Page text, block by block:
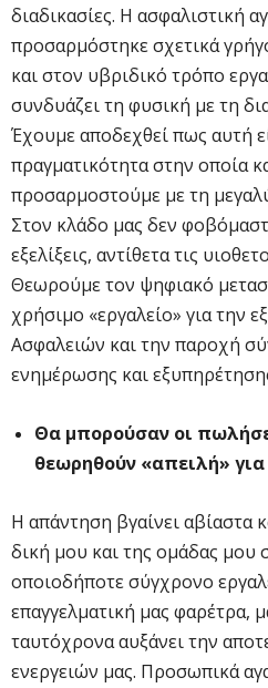
διαδικασίες. Η ασφαλιστική
προσαρμόστηκε σχετικά
και στον υβριδικό τρόπο
συνδυάζει τη φυσική με τη
Έχουμε αποδεχθεί πως αυτή
πραγματικότητα στην οποία
προσαρμοστούμε με τη
Στον κλάδο μας δεν
εξελίξεις, αντίθετα τις
Θεωρούμε τον ψηφιακό
χρήσιμο «εργαλείο» για την
Ασφαλειών και την παροχή
ενημέρωσης και
Θα μπορούσαν οι
θεωρηθούν «απειλή»
Η απάντηση βγαίνει αβίαστα
δική μου και της ομάδας μου
οποιοδήποτε σύγχρονο
επαγγελματική μας φαρέτρα,
ταυτόχρονα αυξάνει την
ενεργειών μας. Προσωπικά